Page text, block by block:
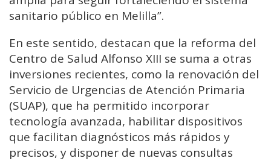
sanitario público en Melilla”.
En este sentido, destacan que la reforma del
Centro de Salud Alfonso XIII se suma a otras
inversiones recientes, como la renovación del
Servicio de Urgencias de Atención Primaria
(SUAP), que ha permitido incorporar
tecnología avanzada, habilitar dispositivos
que facilitan diagnósticos más rápidos y
precisos, y disponer de nuevas consultas